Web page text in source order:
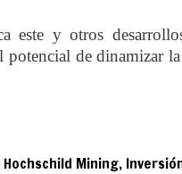
este y otros
de dinamizar
Hochschild Mining,